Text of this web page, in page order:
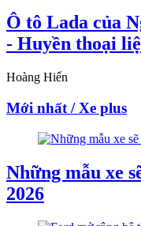
Ô tô Lada của
- Huyền thoại
Hoàng Hiển
Mới nhất / Xe plus
Những mẫu xe
2026